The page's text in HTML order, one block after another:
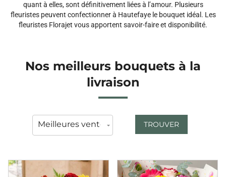
quant à elles, sont définitivement liées à l’amour. Plusieurs
fleuristes peuvent confectionner à Hautefaye le bouquet idéal. Les
fleuristes Florajet vous apportent savoir-faire et disponibilité.
Nos meilleurs bouquets à la
livraison
TROUVER